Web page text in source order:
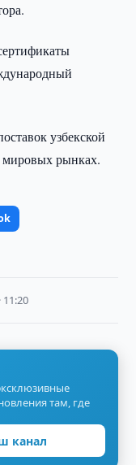
узбекской
мировых рынках.
11:20
там, где
канал